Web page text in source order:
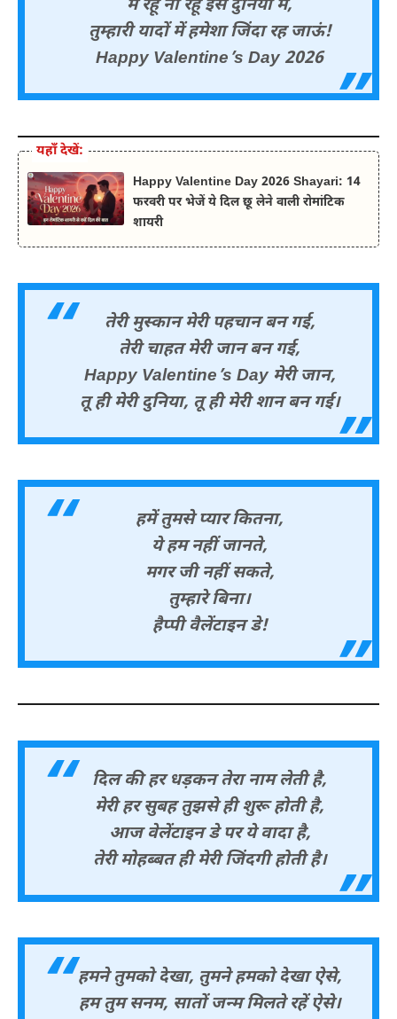
मैं रहूं ना रहूं इस दुनिया में,
तुम्हारी यादों में हमेशा जिंदा रह जाऊं!
Happy Valentine’s Day 2026
यहाँ देखें:
Happy Valentine Day 2026 Shayari: 14
फरवरी पर भेजें ये दिल छू लेने वाली रोमांटिक
शायरी
तेरी मुस्कान मेरी पहचान बन गई,
तेरी चाहत मेरी जान बन गई,
Happy Valentine’s Day मेरी जान,
तू ही मेरी दुनिया, तू ही मेरी शान बन गई।
हमें तुमसे प्यार कितना,
ये हम नहीं जानते,
मगर जी नहीं सकते,
तुम्हारे बिना।
हैप्पी वैलेंटाइन डे!
दिल की हर धड़कन तेरा नाम लेती है,
मेरी हर सुबह तुझसे ही शुरू होती है,
आज वेलेंटाइन डे पर ये वादा है,
तेरी मोहब्बत ही मेरी जिंदगी होती है।
हमने तुमको देखा, तुमने हमको देखा ऐसे,
हम तुम सनम, सातों जन्म मिलते रहें ऐसे।